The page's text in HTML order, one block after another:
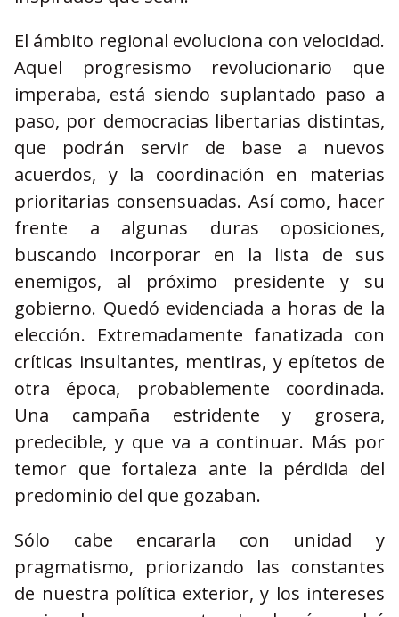
El ámbito regional evoluciona con velocidad.
Aquel progresismo revolucionario que
imperaba, está siendo suplantado paso a
paso, por democracias libertarias distintas,
que podrán servir de base a nuevos
acuerdos, y la coordinación en materias
prioritarias consensuadas. Así como, hacer
frente a algunas duras oposiciones,
buscando incorporar en la lista de sus
enemigos, al próximo presidente y su
gobierno. Quedó evidenciada a horas de la
elección. Extremadamente fanatizada con
críticas insultantes, mentiras, y epítetos de
otra época, probablemente coordinada.
Una campaña estridente y grosera,
predecible, y que va a continuar. Más por
temor que fortaleza ante la pérdida del
predominio del que gozaban.
Sólo cabe encararla con unidad y
pragmatismo, priorizando las constantes
de nuestra política exterior, y los intereses